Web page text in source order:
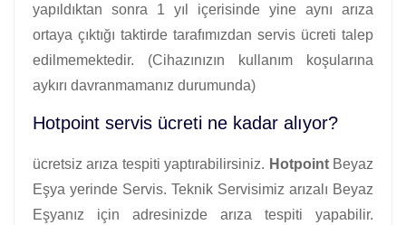
yapıldıktan sonra 1 yıl içerisinde yine aynı arıza
ortaya çıktığı taktirde tarafımızdan servis ücreti talep
edilmemektedir. (Cihazınızın kullanım koşularına
aykırı davranmamanız durumunda)
Hotpoint servis ücreti ne kadar alıyor?
ücretsiz arıza tespiti yaptırabilirsiniz. HotpointBeyaz
Eşya yerinde Servis. Teknik Servisimiz arızalı Beyaz
Eşyanız için adresinizde arıza tespiti yapabilir.